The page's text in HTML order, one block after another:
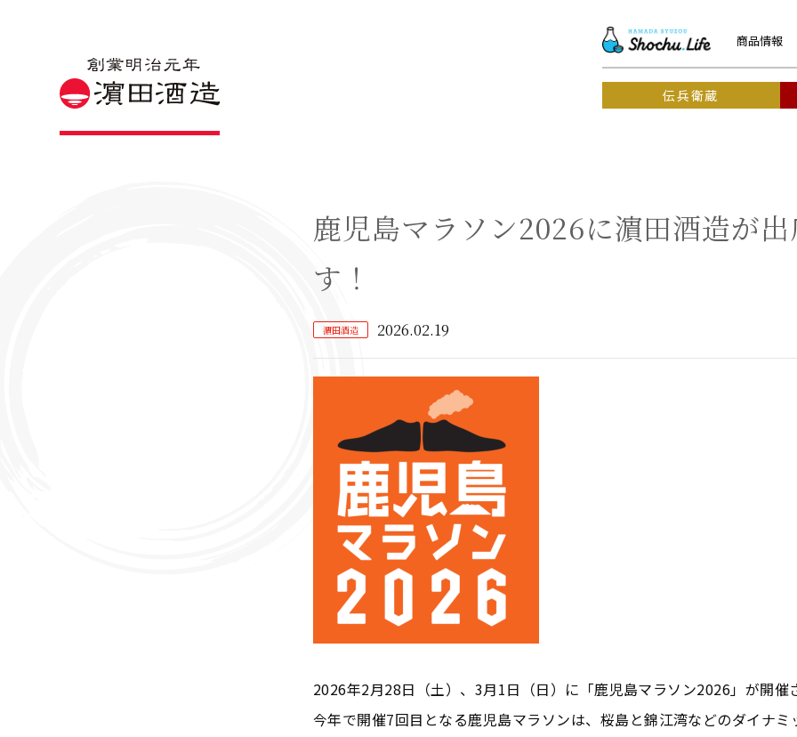
商品情報
伝兵衛蔵
鹿児島マラソン2026に濵田酒造が
す！
濵田酒造 2026.02.19
2026年2月28日（土）、3月1日（日）に「鹿児島マラソン2026」が開催
今年で開催7回目となる鹿児島マラソンは、桜島と錦江湾などのダイナミ